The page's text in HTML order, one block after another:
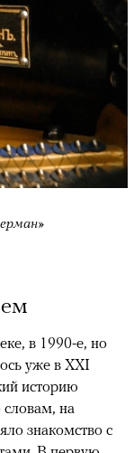
в 1990-е, но
уже в XXI
историю
словам, на
знакомство с